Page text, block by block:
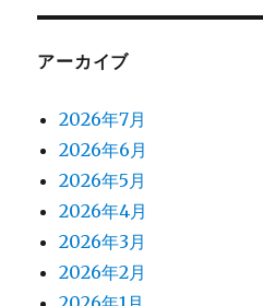
アーカイブ
2026年7月
2026年6月
2026年5月
2026年4月
2026年3月
2026年2月